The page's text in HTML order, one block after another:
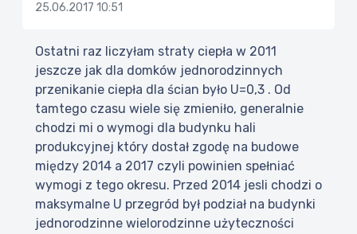
25.06.2017 10:51
Ostatni raz liczyłam straty ciepła w 2011
jeszcze jak dla domków jednorodzinnych
przenikanie ciepła dla ścian było U=0,3 . Od
tamtego czasu wiele się zmieniło, generalnie
chodzi mi o wymogi dla budynku hali
produkcyjnej który dostał zgodę na budowe
między 2014 a 2017 czyli powinien spełniać
wymogi z tego okresu. Przed 2014 jesli chodzi o
maksymalne U przegród był podział na budynki
jednorodzinne wielorodzinne użyteczności